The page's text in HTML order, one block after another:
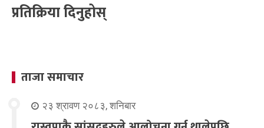
प्रतिक्रिया दिनुहोस्
ताजा समाचार
२३ श्रावण २०८३, शनिबार